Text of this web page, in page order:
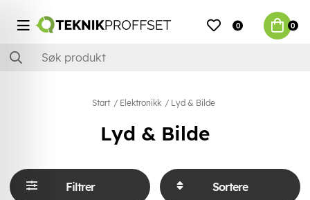
0 0
Start Elektronikk Lyd & Bilde
Lyd & Bilde
Filtrer Sortere